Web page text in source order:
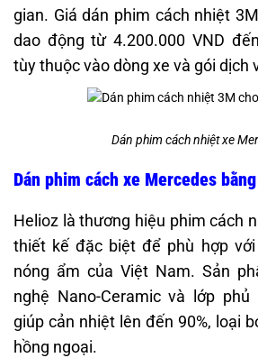
gian. Giá dán phim cách nhiệt
dao động từ 4.200.000 VND
tùy thuộc vào dòng xe và gói dịch
Dán phim cách nhiệt xe
Dán phim cách xe Mercedes
Helioz là thương hiệu phim cách
thiết kế đặc biệt để phù hợp
nóng ẩm của Việt Nam. Sản
nghệ Nano-Ceramic và lớp
giúp cản nhiệt lên đến 90%, loại
hồng ngoại.